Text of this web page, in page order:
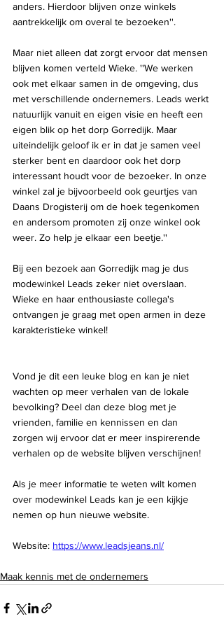
anders. Hierdoor blijven onze winkels
aantrekkelijk om overal te bezoeken''.
Maar niet alleen dat zorgt ervoor dat mensen
blijven komen verteld Wieke. ''We werken
ook met elkaar samen in de omgeving, dus
met verschillende ondernemers. Leads werkt
natuurlijk vanuit en eigen visie en heeft een
eigen blik op het dorp Gorredijk. Maar
uiteindelijk geloof ik er in dat je samen veel
sterker bent en daardoor ook het dorp
interessant houdt voor de bezoeker. In onze
winkel zal je bijvoorbeeld ook geurtjes van
Daans Drogisterij om de hoek tegenkomen
en andersom promoten zij onze winkel ook
weer. Zo help je elkaar een beetje.''
Bij een bezoek aan Gorredijk mag je dus
modewinkel Leads zeker niet overslaan.
Wieke en haar enthousiaste collega's
ontvangen je graag met open armen in deze
karakteristieke winkel!
Vond je dit een leuke blog en kan je niet
wachten op meer verhalen van de lokale
bevolking? Deel dan deze blog met je
vrienden, familie en kennissen en dan
zorgen wij ervoor dat er meer inspirerende
verhalen op de website blijven verschijnen!
Als je meer informatie te weten wilt komen
over modewinkel Leads kan je een kijkje
nemen op hun nieuwe website.
Website: https://www.leadsjeans.nl/
Maak kennis met de ondernemers